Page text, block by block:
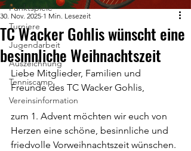
Punktspiele
Turniere
Jugendarbeit
Auszeichnung
Tenniscamp
Vereinsinformation
TC Wacker Gohlis wünscht eine
besinnliche Weihnachtszeit
30. Nov. 2025 1 Min. Lesezeit
Liebe Mitglieder, Familien und
Freunde des TC Wacker Gohlis,
zum 1. Advent möchten wir euch von
Herzen eine schöne, besinnliche und
friedvolle Vorweihnachtszeit wünschen.